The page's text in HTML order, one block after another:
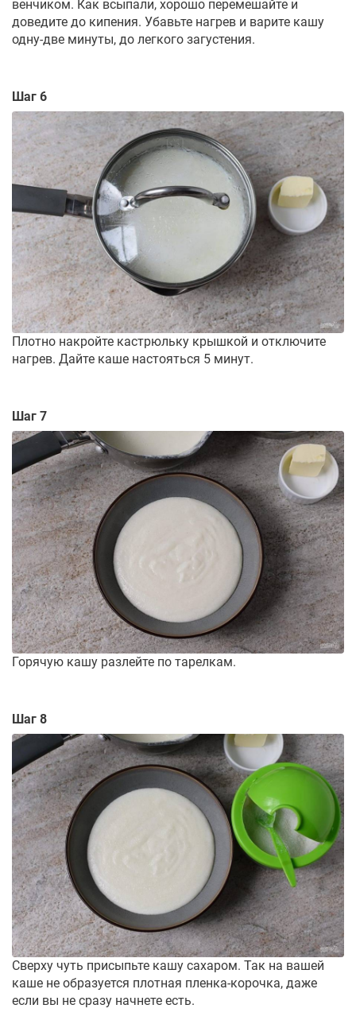
венчиком. Как всыпали, хорошо перемешайте и
доведите до кипения. Убавьте нагрев и варите кашу
одну-две минуты, до легкого загустения.
Шаг 6
Плотно накройте кастрюльку крышкой и отключите
нагрев. Дайте каше настояться 5 минут.
Шаг 7
Горячую кашу разлейте по тарелкам.
Шаг 8
Сверху чуть присыпьте кашу сахаром. Так на вашей
каше не образуется плотная пленка-корочка, даже
если вы не сразу начнете есть.